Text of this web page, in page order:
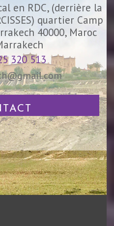
en RDC, (derrière la
quartier Camp
40000, Maroc
320 513